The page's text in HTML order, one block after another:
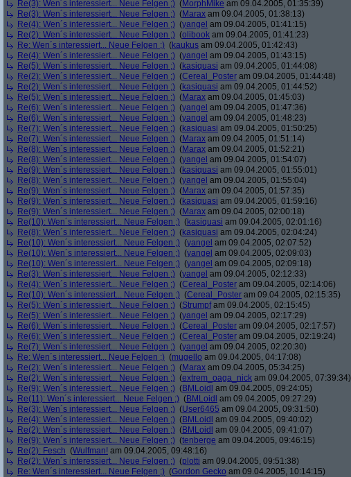
Re(3): Wen´s interessiert... Neue Felgen ;) (MorphMike am 09.04.2005, 01:35:39)
Re(3): Wen´s interessiert... Neue Felgen ;) (Marax am 09.04.2005, 01:38:13)
Re(4): Wen´s interessiert... Neue Felgen ;) (yangel am 09.04.2005, 01:41:15)
Re(2): Wen´s interessiert... Neue Felgen ;) (olibook am 09.04.2005, 01:41:23)
Re: Wen´s interessiert... Neue Felgen ;) (kaukus am 09.04.2005, 01:42:43)
Re(4): Wen´s interessiert... Neue Felgen ;) (yangel am 09.04.2005, 01:43:15)
Re(5): Wen´s interessiert... Neue Felgen ;) (kasiquasi am 09.04.2005, 01:44:08)
Re(2): Wen´s interessiert... Neue Felgen ;) (Cereal_Poster am 09.04.2005, 01:44:48)
Re(2): Wen´s interessiert... Neue Felgen ;) (kasiquasi am 09.04.2005, 01:44:52)
Re(5): Wen´s interessiert... Neue Felgen ;) (Marax am 09.04.2005, 01:45:03)
Re(6): Wen´s interessiert... Neue Felgen ;) (yangel am 09.04.2005, 01:47:36)
Re(6): Wen´s interessiert... Neue Felgen ;) (yangel am 09.04.2005, 01:48:23)
Re(7): Wen´s interessiert... Neue Felgen ;) (kasiquasi am 09.04.2005, 01:50:25)
Re(7): Wen´s interessiert... Neue Felgen ;) (Marax am 09.04.2005, 01:51:14)
Re(8): Wen´s interessiert... Neue Felgen ;) (Marax am 09.04.2005, 01:52:21)
Re(8): Wen´s interessiert... Neue Felgen ;) (yangel am 09.04.2005, 01:54:07)
Re(9): Wen´s interessiert... Neue Felgen ;) (kasiquasi am 09.04.2005, 01:55:01)
Re(8): Wen´s interessiert... Neue Felgen ;) (yangel am 09.04.2005, 01:55:04)
Re(9): Wen´s interessiert... Neue Felgen ;) (Marax am 09.04.2005, 01:57:35)
Re(9): Wen´s interessiert... Neue Felgen ;) (kasiquasi am 09.04.2005, 01:59:16)
Re(9): Wen´s interessiert... Neue Felgen ;) (Marax am 09.04.2005, 02:00:18)
Re(10): Wen´s interessiert... Neue Felgen ;) (kasiquasi am 09.04.2005, 02:01:16)
Re(8): Wen´s interessiert... Neue Felgen ;) (kasiquasi am 09.04.2005, 02:04:24)
Re(10): Wen´s interessiert... Neue Felgen ;) (yangel am 09.04.2005, 02:07:52)
Re(10): Wen´s interessiert... Neue Felgen ;) (yangel am 09.04.2005, 02:09:03)
Re(10): Wen´s interessiert... Neue Felgen ;) (yangel am 09.04.2005, 02:09:18)
Re(3): Wen´s interessiert... Neue Felgen ;) (yangel am 09.04.2005, 02:12:33)
Re(4): Wen´s interessiert... Neue Felgen ;) (Cereal_Poster am 09.04.2005, 02:14:06)
Re(10): Wen´s interessiert... Neue Felgen ;) (Cereal_Poster am 09.04.2005, 02:15:35)
Re(5): Wen´s interessiert... Neue Felgen ;) (Strumpfam 09.04.2005, 02:15:45)
Re(5): Wen´s interessiert... Neue Felgen ;) (yangel am 09.04.2005, 02:17:29)
Re(6): Wen´s interessiert... Neue Felgen ;) (Cereal_Poster am 09.04.2005, 02:17:57)
Re(6): Wen´s interessiert... Neue Felgen ;) (Cereal_Poster am 09.04.2005, 02:19:24)
Re(7): Wen´s interessiert... Neue Felgen ;) (yangel am 09.04.2005, 02:20:30)
Re: Wen´s interessiert... Neue Felgen ;) (mugello am 09.04.2005, 04:17:08)
Re(2): Wen´s interessiert... Neue Felgen ;) (Marax am 09.04.2005, 05:34:25)
Re(2): Wen´s interessiert... Neue Felgen ;) (extrem_oaga_nick am 09.04.2005, 07:39:34)
Re(9): Wen´s interessiert... Neue Felgen ;) (BMLoidl am 09.04.2005, 09:24:05)
Re(11): Wen´s interessiert... Neue Felgen ;) (BMLoidl am 09.04.2005, 09:27:29)
Re(3): Wen´s interessiert... Neue Felgen ;) (User6465 am 09.04.2005, 09:31:50)
Re(4): Wen´s interessiert... Neue Felgen ;) (BMLoidl am 09.04.2005, 09:40:02)
Re(2): Wen´s interessiert... Neue Felgen ;) (BMLoidl am 09.04.2005, 09:41:07)
Re(9): Wen´s interessiert... Neue Felgen ;) (tenberge am 09.04.2005, 09:46:15)
Re(2): Fesch (Wulfman! am 09.04.2005, 09:48:16)
Re(2): Wen´s interessiert... Neue Felgen ;) (plotti am 09.04.2005, 09:51:38)
Re: Wen´s interessiert... Neue Felgen ;) (Gordon Gecko am 09.04.2005, 10:14:15)